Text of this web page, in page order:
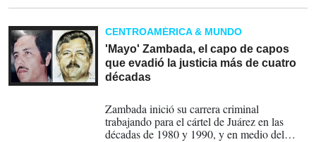
CENTROAMÉRICA & MUNDO
'Mayo' Zambada, el capo de capos
que evadió la justicia más de cuatro
décadas
Zambada inició su carrera criminal
trabajando para el cártel de Juárez en las
décadas de 1980 y 1990, y en medio del